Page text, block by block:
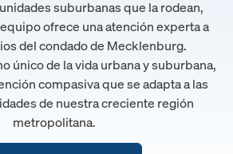
suburbanas que la rodean,
ofrece una atención experta a
del condado de Mecklenburg.
único de la vida urbana y suburbana,
compasiva que se adapta a las
de nuestra creciente región
metropolitana.